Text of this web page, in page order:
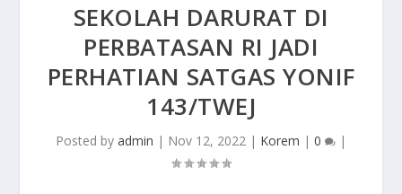
SEKOLAH DARURAT DI
PERBATASAN RI JADI
PERHATIAN SATGAS YONIF
143/TWEJ
Posted by admin | Nov 12, 2022 | Korem | 0 |